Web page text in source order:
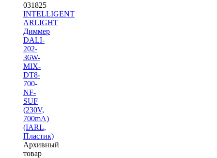
031825
INTELLIGENT
ARLIGHT
Диммер
DALI-
202-
36W-
MIX-
DT8-
700-
NF-
SUF
(230V,
700mА)
(IARL,
Пластик)
Архивный
товар